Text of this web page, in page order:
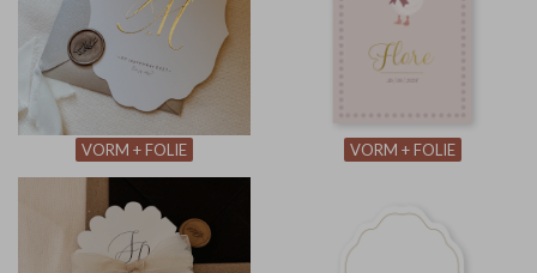
VORM + FOLIE VORM + FOLIE